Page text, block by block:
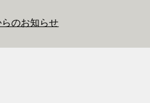
のお知らせ